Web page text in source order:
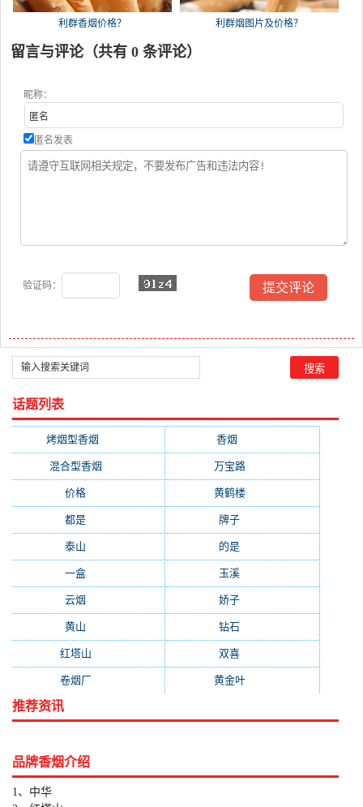
利群香烟价格？ 利群烟图片及价格？
留言与评论（共有 0 条评论）
昵称：
匿名发表
验证码：
话题列表
烤烟型香烟 香烟
混合型香烟 万宝路(331)
价格 黄鹤楼(315)
都是 牌子
泰山 的是
一盒 玉溪
云烟 娇子
黄山 钻石
红塔山 双喜
卷烟厂(154) 黄金叶(151)
推荐资讯
品牌香烟介绍
1、中华